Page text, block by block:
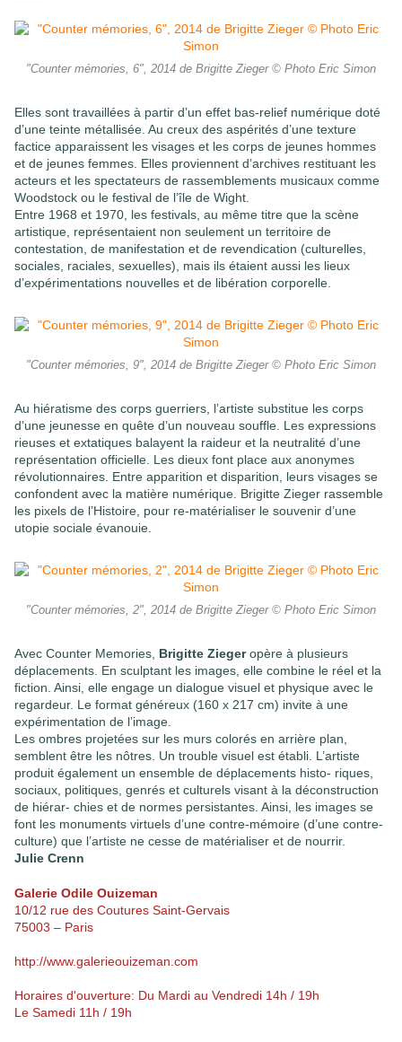
"Counter mémories, 6", 2014 de Brigitte Zieger © Photo Eric Simon
Elles sont travaillées à partir d’un effet bas-relief numérique doté
d’une teinte métallisée. Au creux des aspérités d’une texture
factice apparaissent les visages et les corps de jeunes hommes
et de jeunes femmes. Elles proviennent d’archives restituant les
acteurs et les spectateurs de rassemblements musicaux comme
Woodstock ou le festival de l’île de Wight.
Entre 1968 et 1970, les festivals, au même titre que la scène
artistique, représentaient non seulement un territoire de
contestation, de manifestation et de revendication (culturelles,
sociales, raciales, sexuelles), mais ils étaient aussi les lieux
d’expérimentations nouvelles et de libération corporelle.
"Counter mémories, 9", 2014 de Brigitte Zieger © Photo Eric Simon
Au hiératisme des corps guerriers, l’artiste substitue les corps
d’une jeunesse en quête d’un nouveau souffle. Les expressions
rieuses et extatiques balayent la raideur et la neutralité d’une
représentation officielle. Les dieux font place aux anonymes
révolutionnaires. Entre apparition et disparition, leurs visages se
confondent avec la matière numérique. Brigitte Zieger rassemble
les pixels de l’Histoire, pour re-matérialiser le souvenir d’une
utopie sociale évanouie.
"Counter mémories, 2", 2014 de Brigitte Zieger © Photo Eric Simon
Avec Counter Memories, Brigitte Ziegeropère à plusieurs
déplacements. En sculptant les images, elle combine le réel et la
fiction. Ainsi, elle engage un dialogue visuel et physique avec le
regardeur. Le format généreux (160 x 217 cm) invite à une
expérimentation de l’image.
Les ombres projetées sur les murs colorés en arrière plan,
semblent être les nôtres. Un trouble visuel est établi. L’artiste
produit également un ensemble de déplacements histo- riques,
sociaux, politiques, genrés et culturels visant à la déconstruction
de hiérar- chies et de normes persistantes. Ainsi, les images se
font les monuments virtuels d’une contre-mémoire (d’une contre-
culture) que l’artiste ne cesse de matérialiser et de nourrir.
Julie Crenn
Galerie Odile Ouizeman
10/12 rue des Coutures Saint-Gervais
75003 – Paris
http://www.galerieouizeman.com
Horaires d'ouverture: Du Mardi au Vendredi 14h / 19h
Le Samedi 11h / 19h